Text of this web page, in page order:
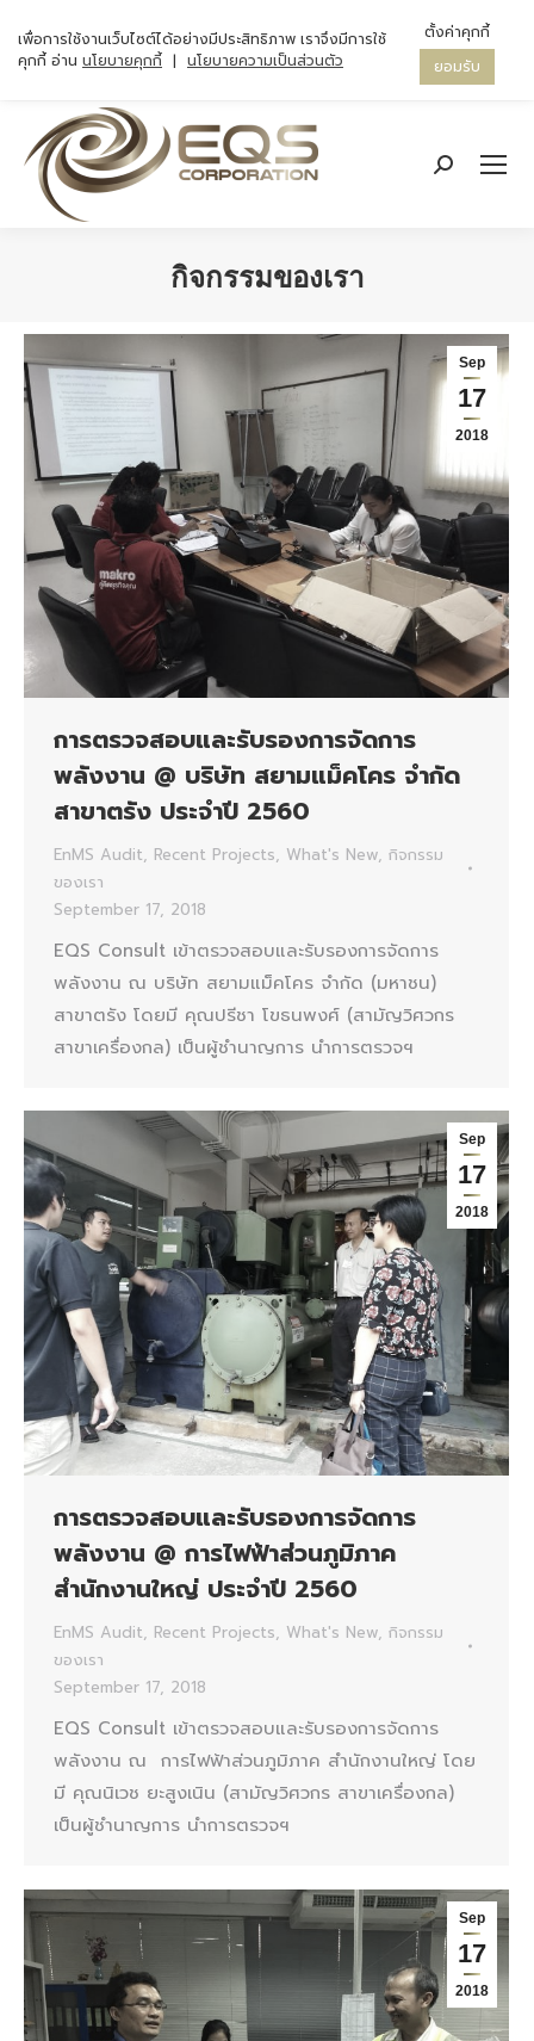
Search:
กิจกรรมของเรา
Sep
17
2018
การตรวจสอบและรับรองการจัดการ
พลังงาน @ บริษัท สยามแม็คโคร จำกัด
สาขาตรัง ประจำปี 2560
EnMS Audit, Recent Projects, What's New, กิจกรรม
ของเรา
September 17, 2018
EQS Consult เข้าตรวจสอบและรับรองการจัดการ
พลังงาน ณ บริษัท สยามแม็คโคร จำกัด (มหาชน)
สาขาตรัง โดยมี คุณปรีชา โขธนพงศ์ (สามัญวิศวกร
สาขาเครื่องกล) เป็นผู้ชำนาญการ นำการตรวจฯ
Sep
17
2018
การตรวจสอบและรับรองการจัดการ
พลังงาน @ การไฟฟ้าส่วนภูมิภาค
สำนักงานใหญ่ ประจำปี 2560
EnMS Audit, Recent Projects, What's New, กิจกรรม
ของเรา
September 17, 2018
EQS Consult เข้าตรวจสอบและรับรองการจัดการ
พลังงาน ณ การไฟฟ้าส่วนภูมิภาค สำนักงานใหญ่ โดย
มี คุณนิเวช ยะสูงเนิน (สามัญวิศวกร สาขาเครื่องกล)
เป็นผู้ชำนาญการ นำการตรวจฯ
Sep
17
2018
เพื่อการใช้งานเว็บไซต์ได้อย่างมีประสิทธิภาพ เราจึงมีการใช้
คุกกี้ อ่าน นโยบายคุกกี้ | นโยบายความเป็นส่วนตัว
ตั้งค่าคุกกี้
ยอมรับ